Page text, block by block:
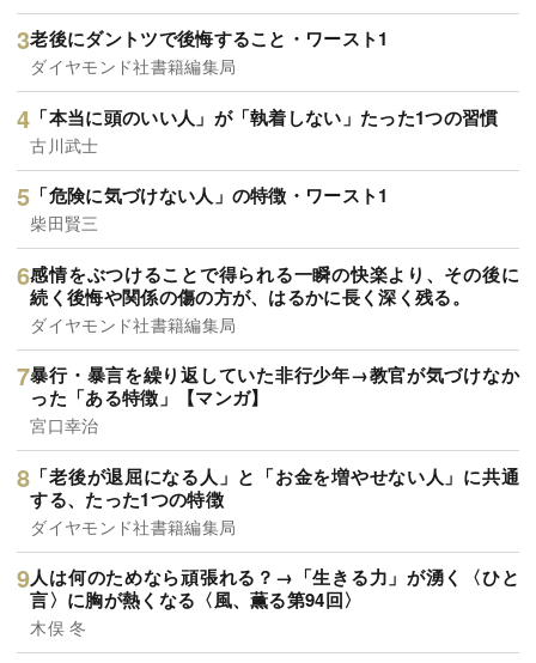
老後にダントツで後悔すること・ワースト1
ダイヤモンド社書籍編集局
「本当に頭のいい人」が「執着しない」たった1つの習慣
古川武士
「危険に気づけない人」の特徴・ワースト1
柴田賢三
感情をぶつけることで得られる一瞬の快楽より、その後に
続く後悔や関係の傷の方が、はるかに長く深く残る。
ダイヤモンド社書籍編集局
暴行・暴言を繰り返していた非行少年→教官が気づけなか
った「ある特徴」【マンガ】
宮口幸治
「老後が退屈になる人」と「お金を増やせない人」に共通
する、たった1つの特徴
ダイヤモンド社書籍編集局
人は何のためなら頑張れる？→「生きる力」が湧く〈ひと
言〉に胸が熱くなる〈風、薫る第94回〉
木俣 冬